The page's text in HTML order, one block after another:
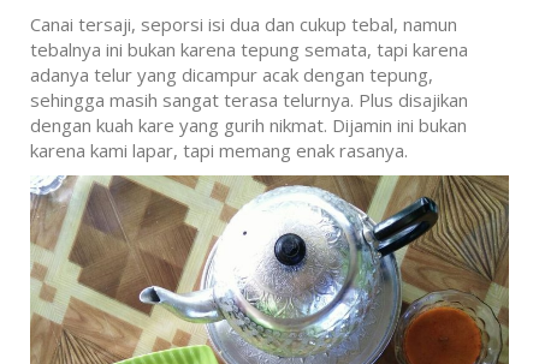
Canai tersaji, seporsi isi dua dan cukup tebal, namun
tebalnya ini bukan karena tepung semata, tapi karena
adanya telur yang dicampur acak dengan tepung,
sehingga masih sangat terasa telurnya. Plus disajikan
dengan kuah kare yang gurih nikmat. Dijamin ini bukan
karena kami lapar, tapi memang enak rasanya.